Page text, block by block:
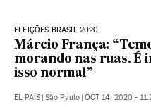
ELEIÇÕES BRASIL 2020
Márcio França:
morando nas ruas. É
isso normal”
EL PAÍS | São Paulo | OCT 14, 2020 -